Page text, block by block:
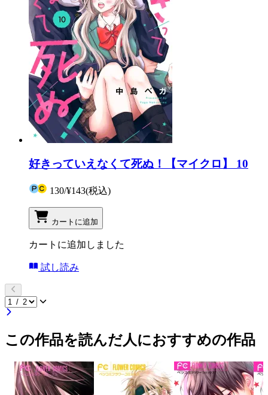
好きっていえなくて死ぬ！【マイクロ】 10
130/¥143(税込)
カートに追加
カートに追加しました
試し読み
この作品を読んだ人におすすめの作品